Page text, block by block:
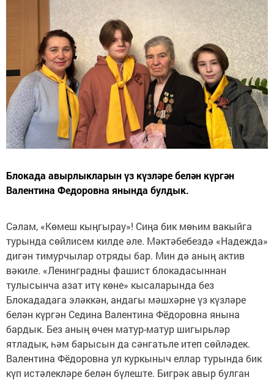
Блокада авырлыкларын үз күзләре белән күргән
Валентина Федоровна янында булдык.
Сәлам, «Көмеш кыңгырау»! Сиңа бик мөһим вакыйга
турында сөйлисем килде әле. Мәктәбебездә «Надежда»
дигән тимурчылар отряды бар. Мин дә аның актив
вәкиле. «Ленинградны фашист блокадасыннан
тулысынча азат итү көне» кысаларында без
Блокададага эләккән, андагы мәшхәрне үз күзләре
белән күргән Седина Валентина Фёдоровна янына
бардык. Без аның өчен матур-матур шигырьләр
ятладык, һәм барысын да сәнгатьле итеп сөйләдек.
Валентина Фёдоровна ул куркыныч еллар турында бик
күп истәлекләре белән бүлеште. Бигрәк авыр булган